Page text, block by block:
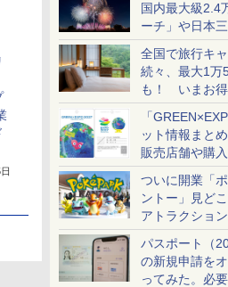
国内最大級2.4
ーチ」や日本
ど大型イベン
全国で旅行キ
続々、最大1万
も！ いまお得
め
「
ット情報まと
販売店舗や購
ケットも解説
ついに開業「
ントー」見ど
アトラクショ
配・来場前に
パスポート（
の新規申請を
ってみた。必